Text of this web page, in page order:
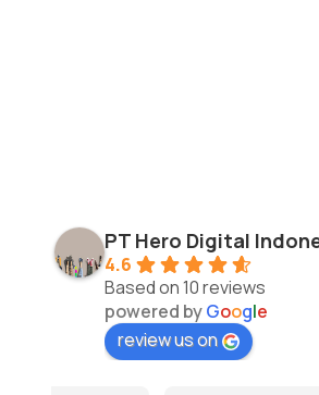
PT Hero Digital
4.6
Based on 10 reviews
powered byGoogle
review us on